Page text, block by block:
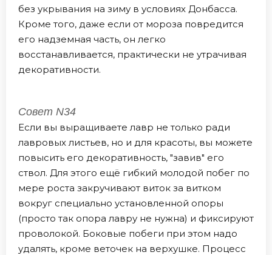
без укрывания на зиму в условиях Донбасса.
Кроме того, даже если от мороза повредится
его надземная часть, он легко
восстанавливается, практически не утрачивая
декоративности.
Совет N34
Если вы выращиваете лавр не только ради
лавровых листьев, но и для красоты, вы можете
повысить его декоративность, "завив" его
ствол. Для этого ещё гибкий молодой побег по
мере роста закручивают виток за витком
вокруг специально установленной опоры
(просто так опора лавру не нужна) и фиксируют
проволокой. Боковые побеги при этом надо
удалять, кроме веточек на верхушке. Процесс